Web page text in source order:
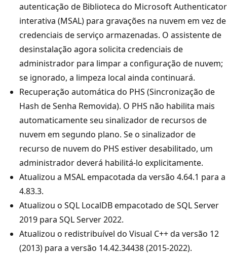
autenticação de Biblioteca do Microsoft Authenticator
interativa (MSAL) para gravações na nuvem em vez de
credenciais de serviço armazenadas. O assistente de
desinstalação agora solicita credenciais de
administrador para limpar a configuração de nuvem;
se ignorado, a limpeza local ainda continuará.
Recuperação automática do PHS (Sincronização de
Hash de Senha Removida). O PHS não habilita mais
automaticamente seu sinalizador de recursos de
nuvem em segundo plano. Se o sinalizador de
recurso de nuvem do PHS estiver desabilitado, um
administrador deverá habilitá-lo explicitamente.
Atualizou a MSAL empacotada da versão 4.64.1 para a
4.83.3.
Atualizou o SQL LocalDB empacotado de SQL Server
2019 para SQL Server 2022.
Atualizou o redistribuível do Visual C++ da versão 12
(2013) para a versão 14.42.34438 (2015-2022).